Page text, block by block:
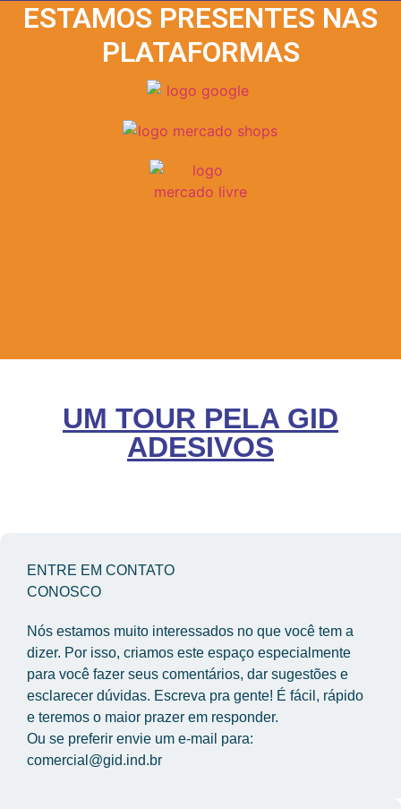
ESTAMOS PRESENTES NAS
PLATAFORMAS
UM TOUR PELA GID
ADESIVOS
ENTRE EM CONTATO
CONOSCO
Nós estamos muito interessados no que você tem a
dizer. Por isso, criamos este espaço especialmente
para você fazer seus comentários, dar sugestões e
esclarecer dúvidas. Escreva pra gente! É fácil, rápido
e teremos o maior prazer em responder.
Ou se preferir envie um e-mail para:
comercial@gid.ind.br